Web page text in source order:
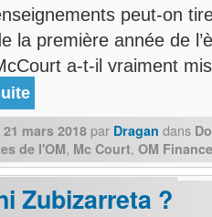
peut-on
la première année de
a-t-il vraiment
21 mars 2018 par Dragan dans
de l'OM, Mc Court, OM
Zubizarreta ?